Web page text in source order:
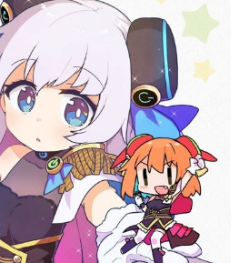
も、アイちゃんみたいなバーチャル
アーティストになりたいっ！」キズ
ナアイに憧れる少女ミラクは、そん
な想いを胸にADENアカデミーに入学
した。そしてこれから彼女が出会う
人々もまた、様々な想いを抱えなが
ら学園での時間を過ごしていた。Get
Ready?――作品名絆のアリル放送
形態TVアニメスケジュール第1クー
ル：2023年4月3日（月）〜2023年6
月19日（月）第2クール：2023年10
月4日（水）〜2023年12月20日
（水）テレビ東京ほか話数全24話キ